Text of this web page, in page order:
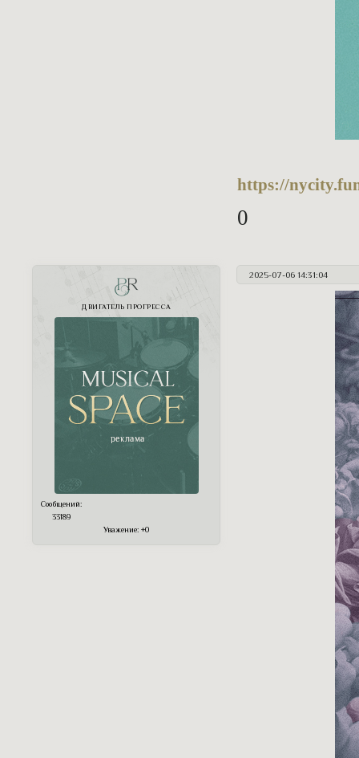
https://
0
2025-07-06 14:31:04
PR
ДВИГАТЕЛЬ ПРОГРЕССА
Сообщений:
33189
Уважение: +0